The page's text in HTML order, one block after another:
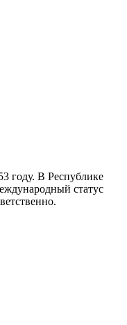
году. В Республике
статус